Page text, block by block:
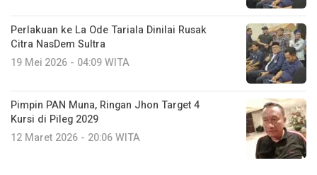
Perlakuan ke La Ode Tariala Dinilai Rusak
Citra NasDem Sultra
19 Mei 2026 - 04:09 WITA
Pimpin PAN Muna, Ringan Jhon Target 4
Kursi di Pileg 2029
12 Maret 2026 - 20:06 WITA